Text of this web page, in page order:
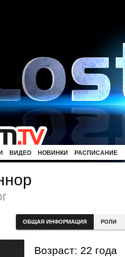
ВИДЕО НОВИНКИ РАСПИСАНИЕ
ОБЩАЯ ИНФОРМАЦИЯ РОЛИ
Возраст: 22 года